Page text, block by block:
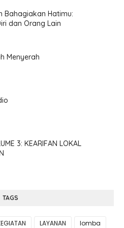
Bahagiakan Hatimu:
dan Orang Lain
Menyerah
3: KEARIFAN LOKAL
TAGS
LAYANAN
lomba